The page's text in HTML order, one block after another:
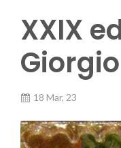
XXIX
18 Mar, 23